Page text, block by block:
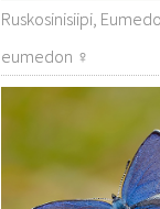
Ruskosinisiipi,
eumedon ♀